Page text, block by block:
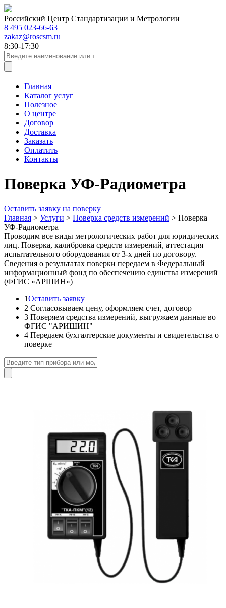
Российский Центр Стандартизации и Метрологии
8 495 023-66-63
zakaz@roscsm.ru
8:30-17:30
Главная
Каталог услуг
Полезное
О центре
Договор
Доставка
Заказать
Оплатить
Контакты
Поверка УФ-Радиометра
Оставить заявку на поверку
Главная > Услуги > Поверка средств измерений > Поверка
УФ-Радиометра
Проводим все виды метрологических работ для юридических
лиц. Поверка, калибровка средств измерений, аттестация
испытательного оборудования от 3-х дней по договору.
Сведения о результатах поверки передаем в Федеральный
информационный фонд по обеспечению единства измерений
(ФГИС «АРШИН»)
1Оставить заявку
2 Согласовываем цену, оформляем счет, договор
3 Поверяем средства измерений, выгружаем данные во
ФГИС "АРИШИН"
4 Передаем бухгалтерские документы и свидетельства о
поверке